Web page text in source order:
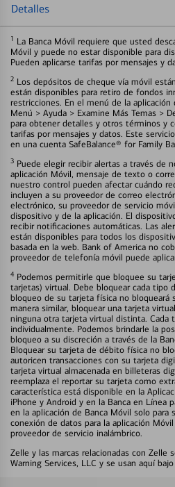
Detalles
1 La Banca Móvil requiere que usted
Móvil y puede no estar disponible para
Pueden aplicarse tarifas por mensajes y
2 Los depósitos de cheque vía móvil
están disponibles para retiro de fondos
restricciones. En el menú de la aplicación
Menú > Ayuda > Examine Más Temas >
para obtener detalles y otros términos y
tarifas por mensajes y datos. Este
en una cuenta SafeBalance® for Family
3 Puede elegir recibir alertas a través de
aplicación Móvil, mensaje de texto o
nuestro control pueden afectar cuándo
incluyen a su proveedor de correo
electrónico, su proveedor de servicio
dispositivo y de la aplicación. El
recibir notificaciones automáticas. Las
están disponibles para todos los
basada en la web. Bank of America no
proveedor de telefonía móvil puede
4 Podemos permitirle que bloquee su
tarjetas) virtual. Debe bloquear cada tipo
bloqueo de su tarjeta física no bloqueará
manera similar, bloquear una tarjeta
ninguna otra tarjeta virtual distinta. Cada
individualmente. Podemos brindarle la
bloqueo a su discreción a través de la
Bloquear su tarjeta de débito física no
autoricen transacciones con su tarjeta
tarjeta virtual almacenada en billeteras
reemplaza el reportar su tarjeta como
característica está disponible en la
iPhone y Android y en la Banca en Línea
en la aplicación de Banca Móvil solo
conexión de datos para la aplicación
proveedor de servicio inalámbrico.
Zelle y las marcas relacionadas con Zelle
Warning Services, LLC y se usan aquí